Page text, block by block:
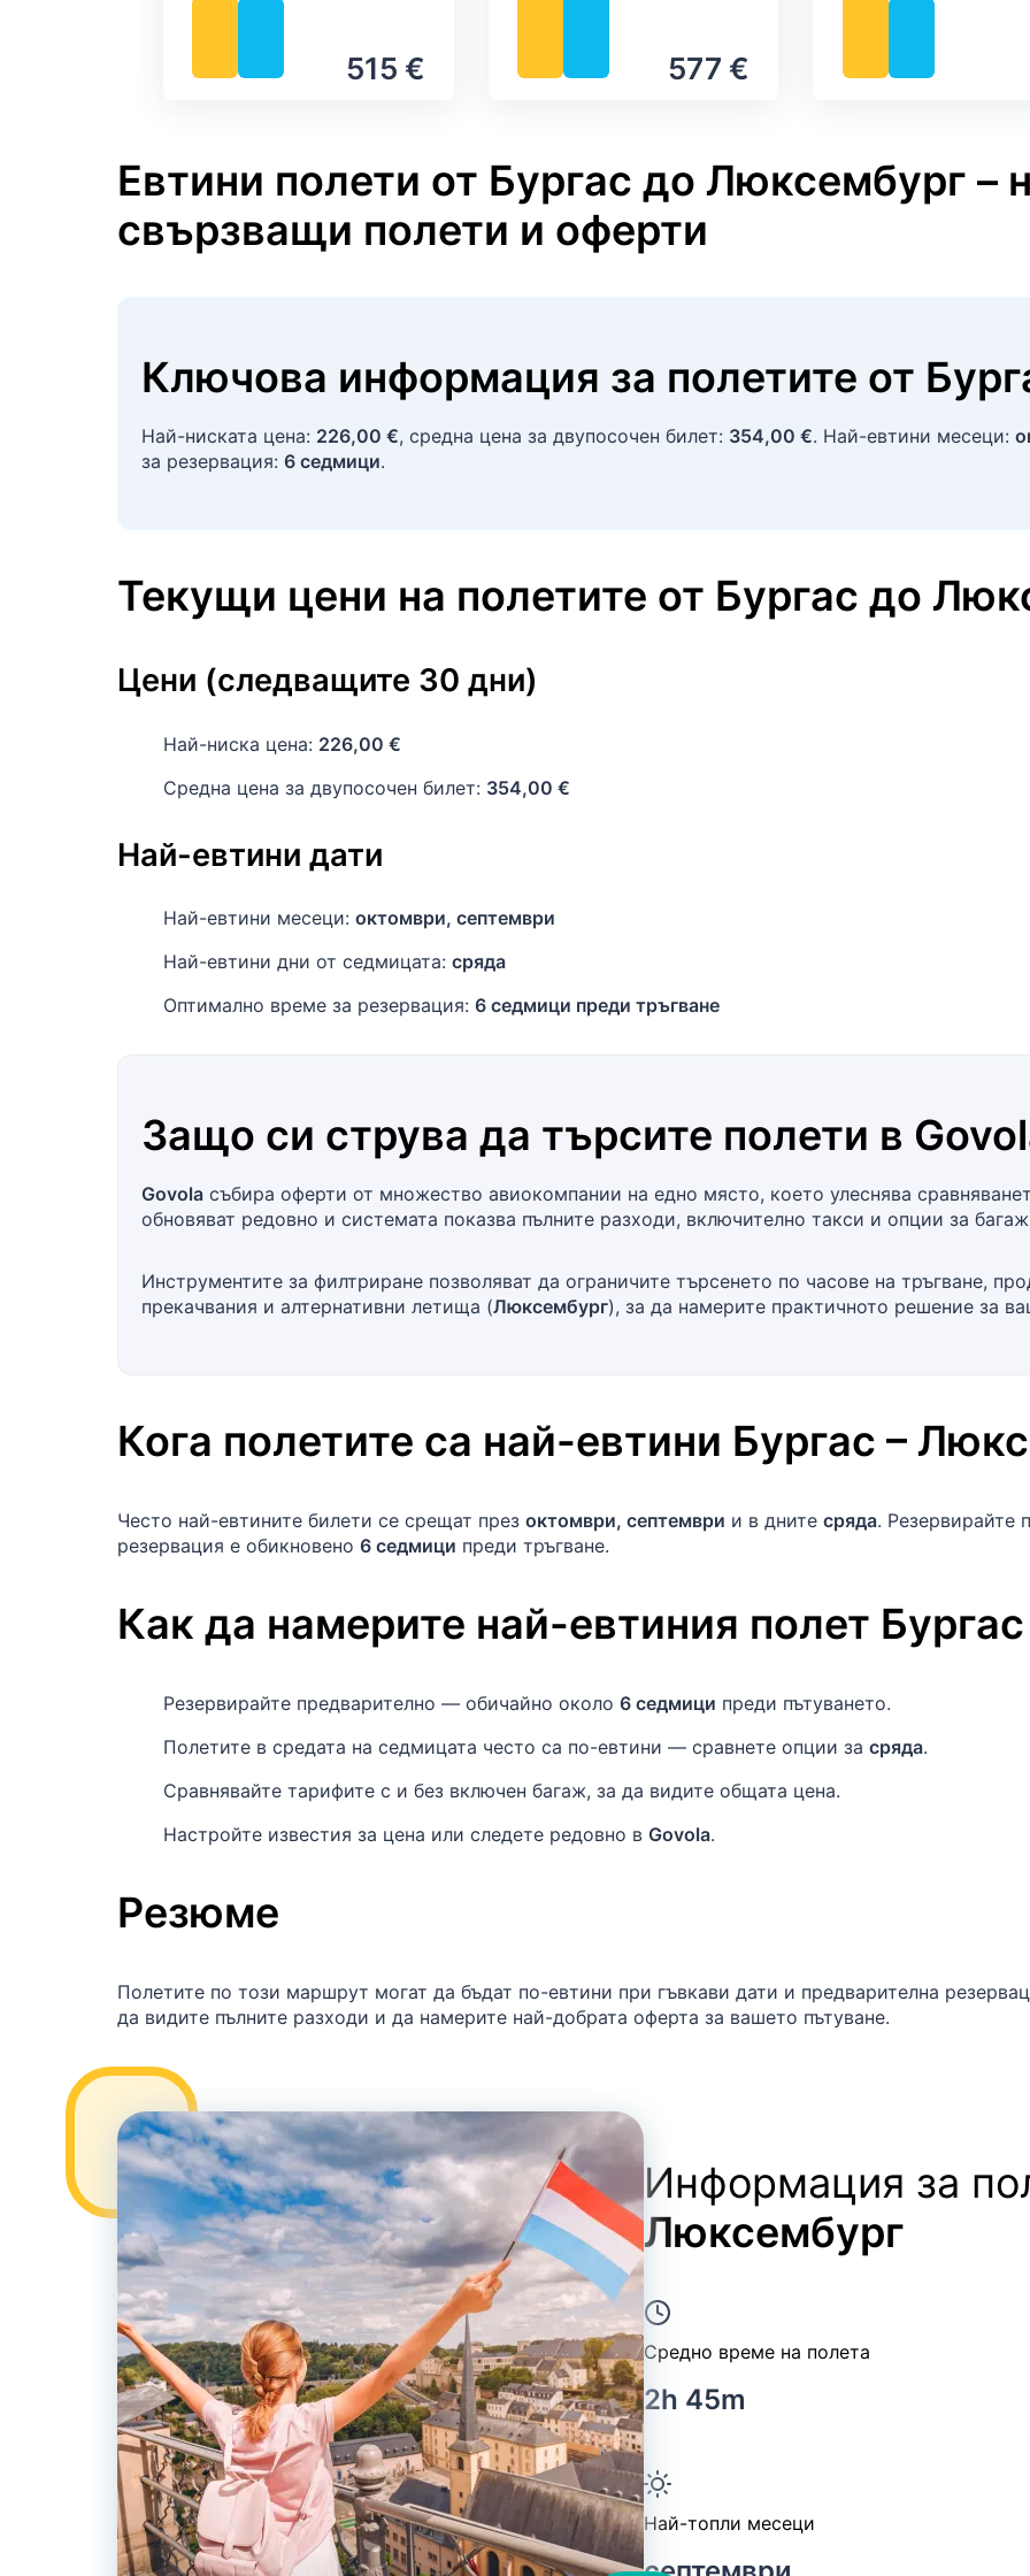
515 € 577 €
Евтини полети от Бургас до Люксембург –
свързващи полети и оферти
Ключова информация за полетите от
Най-ниската цена: 226,00 €, средна цена за двупосочен билет: 354,00 €. Най-евтини месеци:
за резервация: 6 седмици.
Текущи цени на полетите от Бургас до
Цени (следващите 30 дни)
Най-ниска цена: 226,00 €
Средна цена за двупосочен билет: 354,00 €
Най-евтини дати
Най-евтини месеци: октомври, септември
Най-евтини дни от седмицата: сряда
Оптимално време за резервация: 6 седмици преди тръгване
Защо си струва да търсите полети в
Govola събира оферти от множество авиокомпании на едно място, което улеснява
обновяват редовно и системата показва пълните разходи, включително такси и опции за
Инструментите за филтриране позволяват да ограничите търсенето по часове на тръгване,
прекачвания и алтернативни летища (Люксембург), за да намерите практичното решение за
Кога полетите са най-евтини Бургас –
Често най-евтините билети се срещат през октомври, септември и в дните сряда. Резервирайте
резервация е обикновено 6 седмици преди тръгване.
Как да намерите най-евтиния полет Бургас
Резервирайте предварително — обичайно около 6 седмици преди пътуването.
Полетите в средата на седмицата често са по-евтини — сравнете опции за сряда.
Сравнявайте тарифите с и без включен багаж, за да видите общата цена.
Настройте известия за цена или следете редовно в Govola.
Резюме
Полетите по този маршрут могат да бъдат по-евтини при гъвкави дати и предварителна
да видите пълните разходи и да намерите най-добрата оферта за вашето пътуване.
Информация за
Люксембург
Средно време на полета
2h 45m
Най-топли месеци